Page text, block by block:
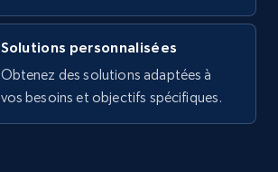
181+ Essai gratuit
Solutions personnalisées
Obtenez des solutions adaptées à
vos besoins et objectifs spécifiques.